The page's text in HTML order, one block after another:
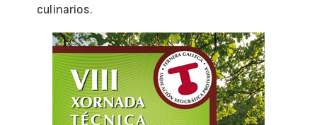
culinarios.